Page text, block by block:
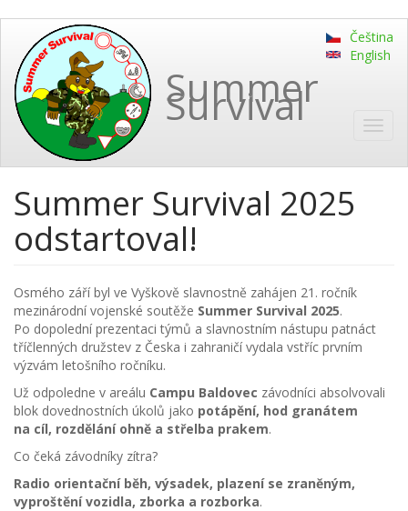
main
content
Summer
Survival
Čeština
English
Summer Survival 2025
odstartoval!
Osmého září byl ve Vyškově slavnostně zahájen 21. ročník
mezinárodní vojenské soutěže Summer Survival 2025.
Po dopolední prezentaci týmů a slavnostním nástupu patnáct
tříčlenných družstev z Česka i zahraničí vydala vstříc prvním
výzvám letošního ročníku.
Už odpoledne v areálu Campu Baldovec závodníci absolvovali
blok dovednostních úkolů jako potápění, hod granátem
na cíl, rozdělání ohně a střelba prakem.
Co čeká závodníky zítra?
Radio orientační běh, výsadek, plazení se zraněným,
vyproštění vozidla, zborka a rozborka.